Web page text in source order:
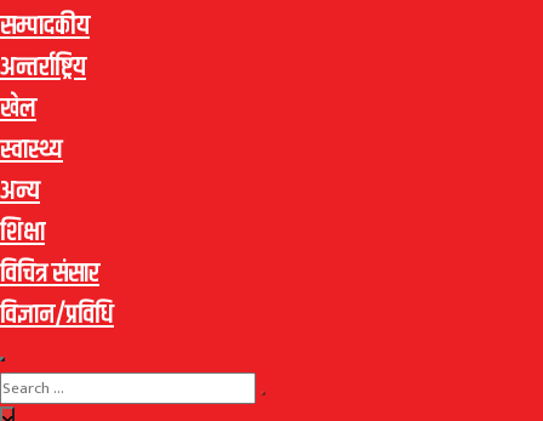
सम्पादकीय
अन्तर्राष्ट्रिय
खेल
स्वास्थ्य
अन्य
शिक्षा
विचित्र संसार
विज्ञान/प्रविधि